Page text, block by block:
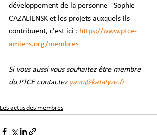
développement de la personne - Sophie
CAZALIENSK et les projets auxquels ils
contribuent, c'est ici : https://www.ptce-
amiens.org/membres
Si vous aussi vous souhaitez être membre
du PTCE contactez yann@katalyze.fr
Les actus des membres